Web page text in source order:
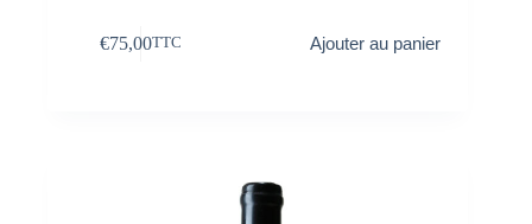
€75,00TTC Ajouter au panier